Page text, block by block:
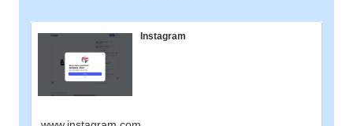
Instagram